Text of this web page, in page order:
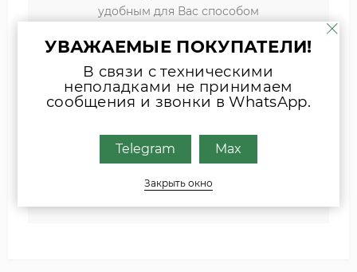
удобным для Вас способом
Наши специалисты свяжутся с Вами.
INFO@ZIPKOTLY.RU
MAX
TELEGRAM
УВАЖАЕМЫЕ ПОКУПАТЕЛИ!
В связи с техническими
неполадками не принимаем
сообщения и звонки в WhatsApp.
Telegram Max
Закрыть окно